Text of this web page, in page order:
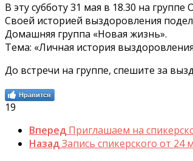
В эту субботу 31 мая в 18.30 на
Своей историей выздоровления
Домашняя группа «Новая жизнь».
Тема: «Личная история
До встречи на группе, спешите за
Нравится
19
Вперед Приглашаем на
НазадЗапись спикерского от 24